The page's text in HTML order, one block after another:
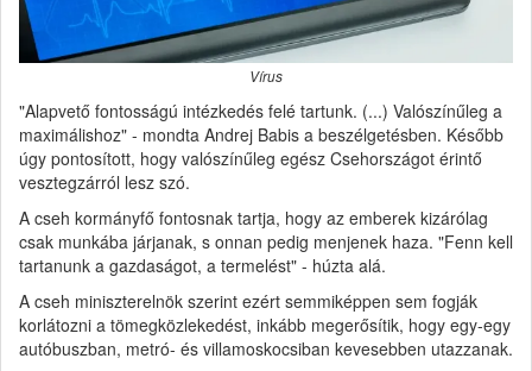
Vírus
"Alapvető fontosságú intézkedés felé tartunk. (...) Valószínűleg a
maximálishoz" - mondta Andrej Babis a beszélgetésben. Később
úgy pontosított, hogy valószínűleg egész Csehországot érintő
vesztegzárról lesz szó.
A cseh kormányfő fontosnak tartja, hogy az emberek kizárólag
csak munkába járjanak, s onnan pedig menjenek haza. "Fenn kell
tartanunk a gazdaságot, a termelést" - húzta alá.
A cseh miniszterelnök szerint ezért semmiképpen sem fogják
korlátozni a tömegközlekedést, inkább megerősítik, hogy egy-egy
autóbuszban, metró- és villamoskocsiban kevesebben utazzanak.